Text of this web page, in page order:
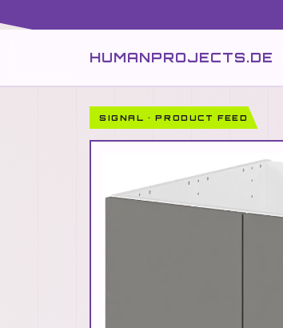
HUMANPROJECTS.DE
SIGNAL · PRODUCT FEED